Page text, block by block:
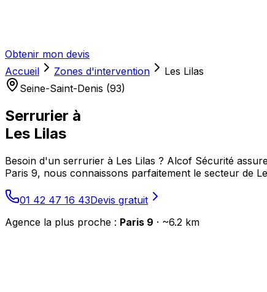
Obtenir mon devis
Accueil
Zones d'intervention
Les Lilas
Seine-Saint-Denis (93)
Serrurier à
Les Lilas
Besoin d'un serrurier à Les Lilas ? Alcof Sécurité
Paris 9, nous connaissons parfaitement le secteur de
01 42 47 16 43Devis gratuit
Agence la plus proche : Paris 9 · ~6.2 km